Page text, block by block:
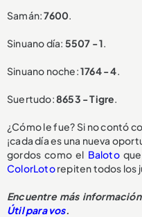
Samán:7600.
Sinuano día: 5507 - 1.
Sinuano noche:1764 - 4.
Suertudo:8653 - Tigre.
¿Cómo le fue? Si no contó
¡cada día es una nueva
gordos como el Balotoque
ColorLotorepiten todos los
Encuentre más
Útil para vos.